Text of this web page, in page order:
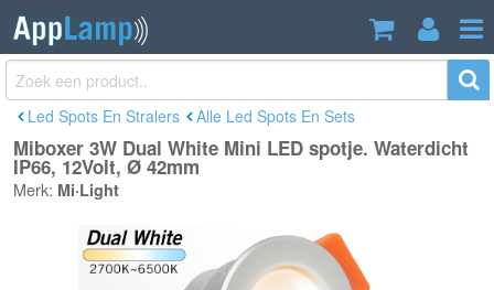
Miboxer 3W Dual White Mini LED spotje.
Waterdicht IP66, 12Volt, Ø 42mm
€22,49
Led Spots En Stralers Alle Led Spots En Sets
Miboxer 3W Dual White Mini LED spotje. Waterdicht
IP66, 12Volt, Ø 42mm
Merk: Mi·Light